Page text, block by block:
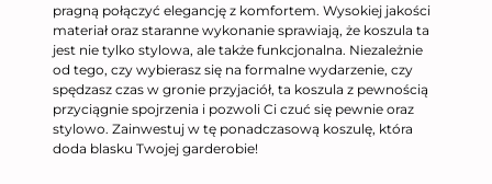
pragną połączyć elegancję z komfortem. Wysokiej jakości
materiał oraz staranne wykonanie sprawiają, że koszula ta
jest nie tylko stylowa, ale także funkcjonalna. Niezależnie
od tego, czy wybierasz się na formalne wydarzenie, czy
spędzasz czas w gronie przyjaciół, ta koszula z pewnością
przyciągnie spojrzenia i pozwoli Ci czuć się pewnie oraz
stylowo. Zainwestuj w tę ponadczasową koszulę, która
doda blasku Twojej garderobie!